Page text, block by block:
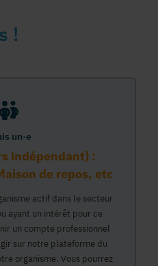
!
un·e
indépendant) :
de repos, etc
actif dans le secteur
ayant un intérêt pour ce
un compte professionnel
sur notre plateforme du
organisme. Vous pourrez